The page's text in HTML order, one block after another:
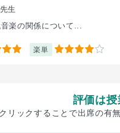
生
楽の関係について...
楽単 4
評価は授
クリックすることで出席の有